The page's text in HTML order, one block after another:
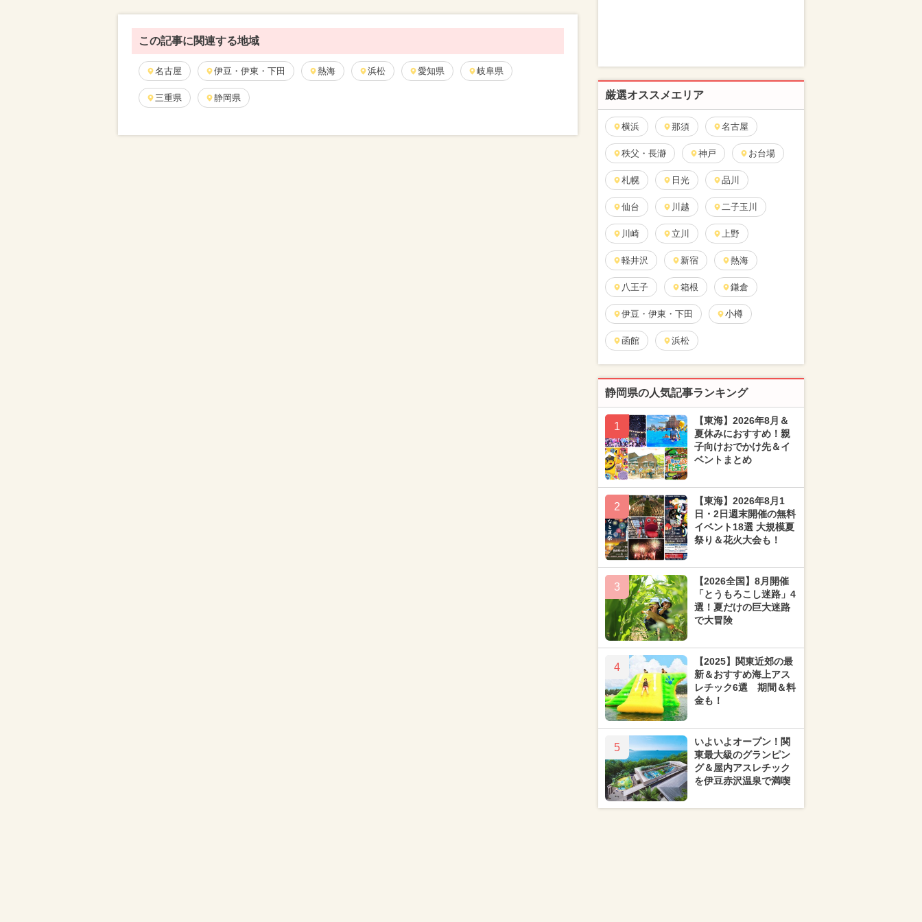
この記事に関連する地域
名古屋 伊豆・伊東・下田 熱海 浜松 愛知県 岐阜県
三重県 静岡県 厳選オススメエリア
横浜 那須 名古屋
秩父・長瀞 神戸 お台場
札幌 日光 品川
仙台 川越 二子玉川
川崎 立川 上野
軽井沢 新宿 熱海
八王子 箱根 鎌倉
伊豆・伊東・下田 小樽
函館 浜松
静岡県の人気記事ランキング
1
【東海】2026年8月＆
夏休みにおすすめ！親
子向けおでかけ先＆イ
ベントまとめ
2
【東海】2026年8月1
日・2日週末開催の無料
イベント18選 大規模夏
祭り＆花火大会も！
3
【2026全国】8月開催
「とうもろこし迷路」4
選！夏だけの巨大迷路
で大冒険
4
【2025】関東近郊の最
新＆おすすめ海上アス
レチック6選 期間＆料
金も！
5
いよいよオープン！関
東最大級のグランピン
グ＆屋内アスレチック
を伊豆赤沢温泉で満喫